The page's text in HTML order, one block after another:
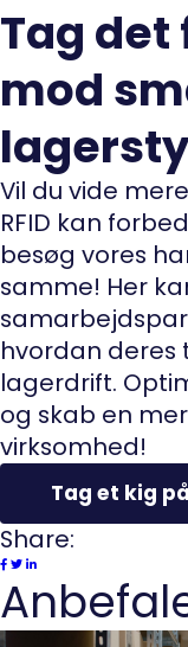
Tag
mod
Vil du vide
RFID kan
besøg vores
samme! Her
hvordan deres
lagerdrift.
og skab en
virksomhed!
Tag et kig
Share: